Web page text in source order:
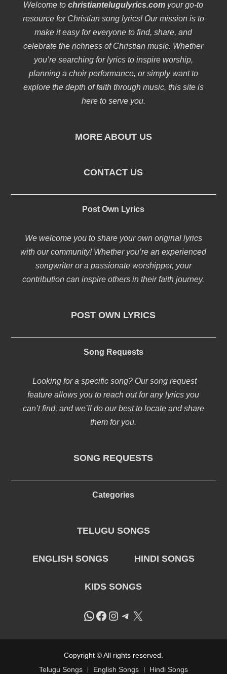
Welcome tochristiantelugulyrics.com your go-to
resource for Christian song lyrics! Our mission is to
make it easy for everyone to find, share, and
celebrate the richness of Christian music. Whether
you’re searching for lyrics to inspire worship,
planning a choir performance, or simply want to
explore the depth of faith through music, this site is
here to serve you.
MORE ABOUT US
CONTACT US
Post Own Lyrics
We welcome you to share your own original lyrics
with our community! Whether you’re an experienced
songwriter or a passionate worshipper, your
contribution can inspire others in their faith journey.
POST OWN LYRICS
Song Requests
Looking for a specific song? Our song request
feature allows you to reach out for any lyrics you
can’t find, and we’ll do our best to locate and share
them for you.
SONG REQUESTS
Categories
TELUGU SONGS
ENGLISH SONGS HINDI SONGS
KIDS SONGS
WhatsApp
Facebook
Instagram
Telegram
X
Copyright © All rights reserved.
Telugu Songs
English Songs Hindi Songs